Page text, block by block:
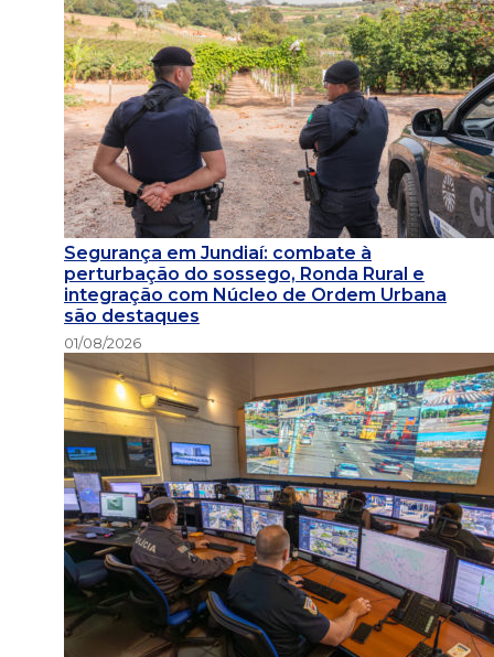
Segurança em Jundiaí: combate à
perturbação do sossego, Ronda Rural e
integração com Núcleo de Ordem Urbana
são destaques
01/08/2026